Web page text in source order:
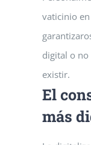
vaticinio
digital o no
existir.
El
más